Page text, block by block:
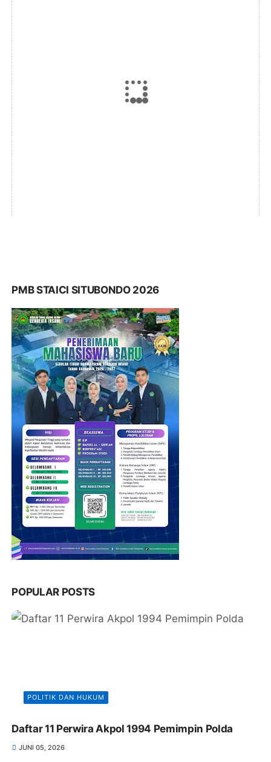
PMB STAICI SITUBONDO 2026
POPULAR POSTS
POLITIK DAN HUKUM
Daftar 11 Perwira Akpol 1994 Pemimpin Polda
JUNI 05, 2026